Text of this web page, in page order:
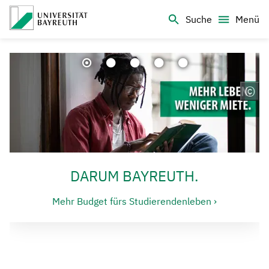
Suche
Menü
©
DARUM BAYREUTH.
Mehr Budget fürs Studierendenleben